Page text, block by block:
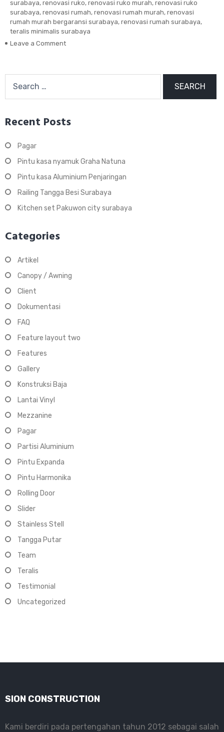
surabaya, renovasi ruko, renovasi ruko murah, renovasi ruko
surabaya, renovasi rumah, renovasi rumah murah, renovasi
rumah murah bergaransi surabaya, renovasi rumah surabaya,
teralis minimalis surabaya
Leave a Comment
Utara
for:
Recent Posts
Pagar
Pintu kasa nyamuk Graha Natuna
Pintu kasa Aluminium Penjaringan
Railing Tangga Besi Surabaya
Kitchen set Pakuwon city surabaya
Categories
Artikel
Canopy / Awning
Client
Dokumentasi
FAQ
Feature layout two
Features
Gallery
Konstruksi Baja
Lantai Vinyl
Mezzanine
Pagar
Partisi Aluminium
Pintu Expanda
Pintu Harmonika
Rolling Door
Slider
Stainless Stell
Tangga Putar
Team
Teralis
Testimonial
Uncategorized
SION CONSTRUCTION
Kami berdiri pada pertengahan tahun 2012 sebagai salah